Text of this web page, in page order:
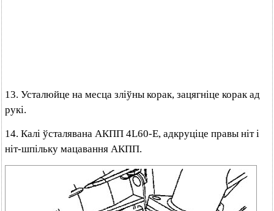
13. Усталюйце на месца зліўны корак, зацягніце корак ад
рукі.
14. Калі ўсталявана АКПП 4L60-E, адкруціце правы ніт і
ніт-шпільку мацавання АКПП.